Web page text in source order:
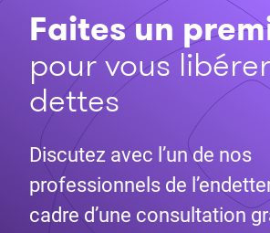
Faites un
pour vous
dettes
Discutez avec l’un de nos
professionnels de
cadre d’une consultation